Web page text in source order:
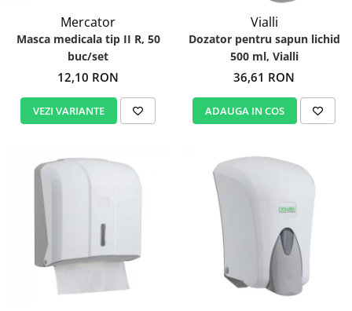
Mercator
Masca medicala tip II R, 50
buc/set
12,10 RON
VEZI VARIANTE
Vialli
Dozator pentru sapun lichid
500 ml, Vialli
36,61 RON
ADAUGA IN COS